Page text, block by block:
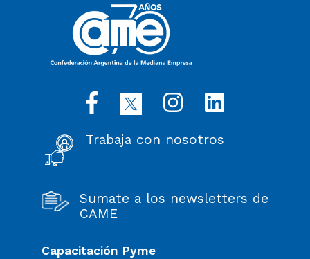
Trabaja con nosotros
Sumate a los newsletters de
CAME
Capacitación Pyme